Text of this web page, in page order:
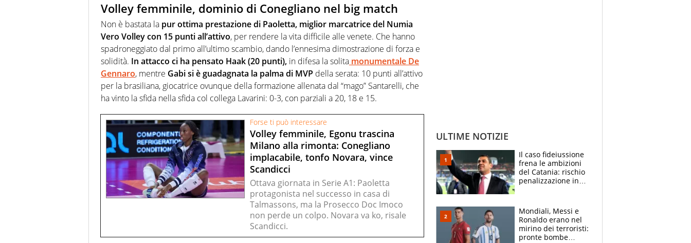
Volley femminile, dominio di Conegliano nel big match
Non è bastata la pur ottima prestazione di Paoletta, miglior marcatrice del Numia
Vero Volley con 15 punti all’attivo, per rendere la vita difficile alle venete. Che hanno
spadroneggiato dal primo all’ultimo scambio, dando l’ennesima dimostrazione di forza e
solidità. In attacco ci ha pensato Haak (20 punti), in difesa la solita monumentale De
Gennaro, mentre Gabi si è guadagnata la palma di MVP della serata: 10 punti all’attivo
per la brasiliana, giocatrice ovunque della formazione allenata dal “mago” Santarelli, che
ha vinto la sfida nella sfida col collega Lavarini: 0-3, con parziali a 20, 18 e 15.
Forse ti può interessare
Volley femminile, Egonu trascina
Milano alla rimonta: Conegliano
implacabile, tonfo Novara, vince
Scandicci
Ottava giornata in Serie A1: Paoletta
protagonista nel successo in casa di
Talmassons, ma la Prosecco Doc Imoco
non perde un colpo. Novara va ko, risale
Scandicci.
ULTIME NOTIZIE
Il caso fideiussione
frena le ambizioni
del Catania: rischio
penalizzazione in
Mondiali, Messi e
Ronaldo erano nel
mirino dei terroristi:
pronte bombe